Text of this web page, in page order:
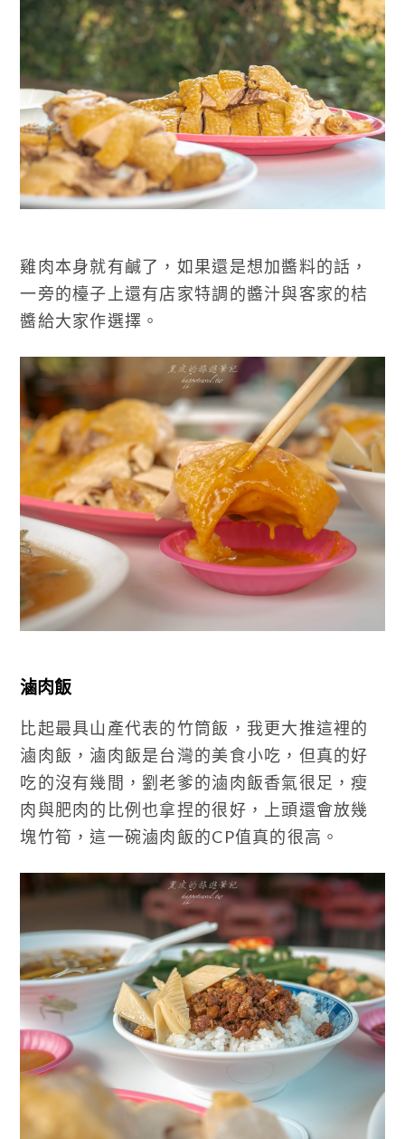
雞肉本身就有鹹了，如果還是想加醬料的話，
一旁的檯子上還有店家特調的醬汁與客家的桔
醬給大家作選擇。
滷肉飯
比起最具山產代表的竹筒飯，我更大推這裡的
滷肉飯，滷肉飯是台灣的美食小吃，但真的好
吃的沒有幾間，劉老爹的滷肉飯香氣很足，瘦
肉與肥肉的比例也拿捏的很好，上頭還會放幾
塊竹筍，這一碗滷肉飯的CP值真的很高。